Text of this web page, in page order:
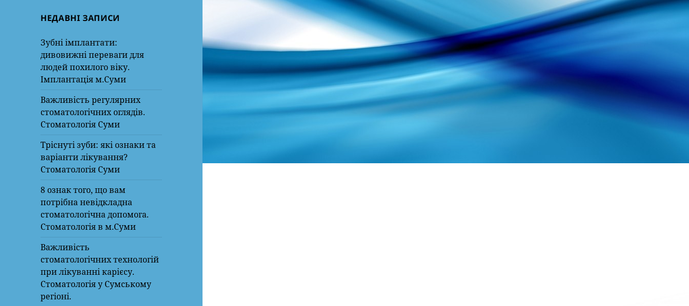
НЕДАВНІ ЗАПИСИ
Зубні імплантати:
дивовижні переваги для
людей похилого віку.
Імплантація м.Суми
Важливість регулярних
стоматологічних оглядів.
Стоматологія Суми
Тріснуті зуби: які ознаки та
варіанти лікування?
Стоматологія Суми
8 ознак того, що вам
потрібна невідкладна
стоматологічна допомога.
Стоматологія в м.Суми
Важливість
стоматологічних технологій
при лікуванні карієсу.
Стоматологія у Сумському
регіоні.